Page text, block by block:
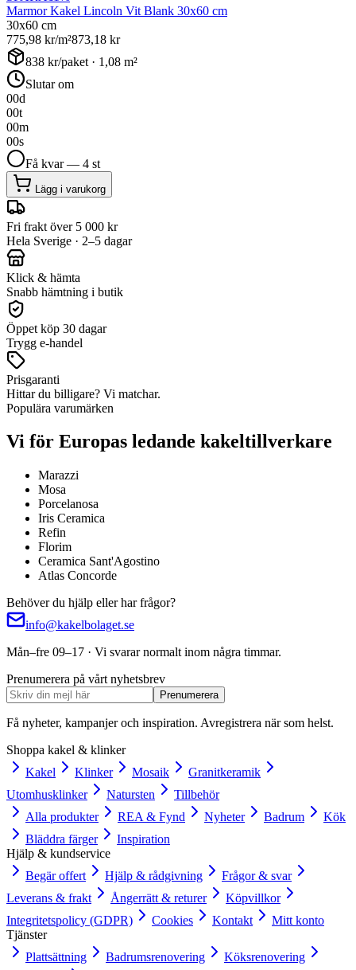
Marmor Kakel Lincoln Vit Blank 30x60 cm
30x60 cm
775,98 kr/m²873,18 kr
838 kr/paket · 1,08 m²
Slutar om
00d
00t
00m
00s
Få kvar — 4 st
Lägg i varukorg
Fri frakt över 5 000 kr
Hela Sverige · 2–5 dagar
Klick & hämta
Snabb hämtning i butik
Öppet köp 30 dagar
Trygg e-handel
Prisgaranti
Hittar du billigare? Vi matchar.
Populära varumärken
Vi för Europas ledande kakeltillverkare
Marazzi
Mosa
Porcelanosa
Iris Ceramica
Refin
Florim
Ceramica Sant'Agostino
Atlas Concorde
Behöver du hjälp eller har frågor?
info@kakelbolaget.se
Mån–fre 09–17 · Vi svarar normalt inom några timmar.
Prenumerera på vårt nyhetsbrev
Prenumerera
Få nyheter, kampanjer och inspiration. Avregistrera när som helst.
Shoppa kakel & klinker
Kakel
Klinker Mosaik
Granitkeramik
Utomhusklinker
Natursten
Tillbehör
Alla produkter
REA & Fynd Nyheter Badrum
Kök
Bläddra färger
Inspiration
Hjälp & kundservice
Begär offert
Hjälp & rådgivning
Frågor & svar
Leverans & frakt
Ångerrätt & returer
Köpvillkor
Integritetspolicy (GDPR)
Cookies Kontakt
Mitt konto
Tjänster
Plattsättning
Badrumsrenovering
Köksrenovering